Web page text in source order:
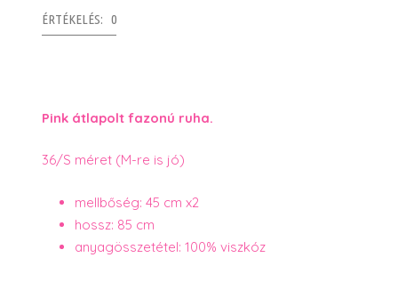
ÉRTÉKELÉS: 0
Pink átlapolt fazonú ruha.
36/S méret (M-re is jó)
mellbőség: 45 cm x2
hossz: 85 cm
anyagösszetétel: 100% viszkóz